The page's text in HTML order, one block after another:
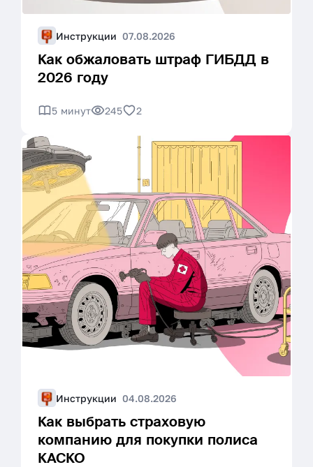
Инструкции 07.08.2026
Как обжаловать штраф ГИБДД в
2026 году
5 минут 245 2
Инструкции 04.08.2026
Как выбрать страховую
компанию для покупки полиса
КАСКО